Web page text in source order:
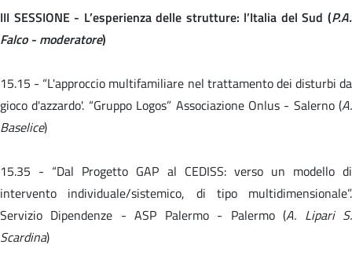
III SESSIONE - L’esperienza delle strutture: l’Italia del Sud (P.A.
Falco - moderatore)
15.15 - “L'approccio multifamiliare nel trattamento dei disturbi da
gioco d'azzardo'. “Gruppo Logos” Associazione Onlus - Salerno (A.
Baselice)
15.35 - “Dal Progetto GAP al CEDISS: verso un modello di
intervento individuale/sistemico, di tipo multidimensionale”.
Servizio Dipendenze - ASP Palermo - Palermo (A. Lipari S.
Scardina)